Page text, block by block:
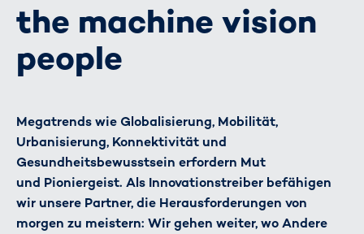
the machine vision
people
Megatrends wie Globalisierung, Mobilität,
Urbanisierung, Konnektivität und
Gesundheitsbewusstsein erfordern Mut
und Pioniergeist. Als Innovationstreiber befähigen
wir unsere Partner, die Herausforderungen von
morgen zu meistern: Wir gehen weiter, wo Andere